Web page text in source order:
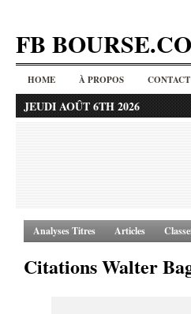
FB
HOME À PROPOS CONTACT
JEUDI AOÛT 6TH 2026
Analyses Titres Articles
Citations Walter